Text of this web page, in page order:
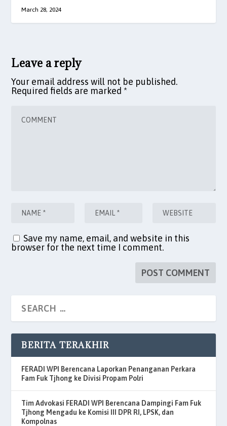
March 28, 2024
Leave a reply
Your email address will not be published.
Required fields are marked *
Save my name, email, and website in this
browser for the next time I comment.
BERITA TERAKHIR
FERADI WPI Berencana Laporkan Penanganan Perkara
Fam Fuk Tjhong ke Divisi Propam Polri
Tim Advokasi FERADI WPI Berencana Dampingi Fam Fuk
Tjhong Mengadu ke Komisi III DPR RI, LPSK, dan
Kompolnas